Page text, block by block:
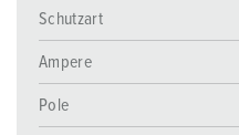
Schutzart
Ampere
Pole